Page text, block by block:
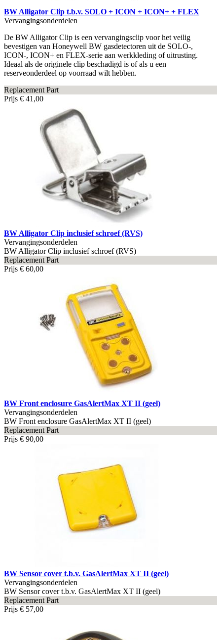
BW Alligator Clip t.b.v. SOLO + ICON + ICON+ + FLEX
Vervangingsonderdelen
De BW Alligator Clip is een vervangingsclip voor het veilig
bevestigen van Honeywell BW gasdetectoren uit de SOLO-,
ICON-, ICON+ en FLEX-serie aan werkkleding of uitrusting.
Ideaal als de originele clip beschadigd is of als u een
reserveonderdeel op voorraad wilt hebben.
Replacement Part
Prijs € 41,00
BW Alligator Clip inclusief schroef (RVS)
Vervangingsonderdelen
BW Alligator Clip inclusief schroef (RVS)
Replacement Part
Prijs € 60,00
BW Front enclosure GasAlertMax XT II (geel)
Vervangingsonderdelen
BW Front enclosure GasAlertMax XT II (geel)
Replacement Part
Prijs € 90,00
BW Sensor cover t.b.v. GasAlertMax XT II (geel)
Vervangingsonderdelen
BW Sensor cover t.b.v. GasAlertMax XT II (geel)
Replacement Part
Prijs € 57,00